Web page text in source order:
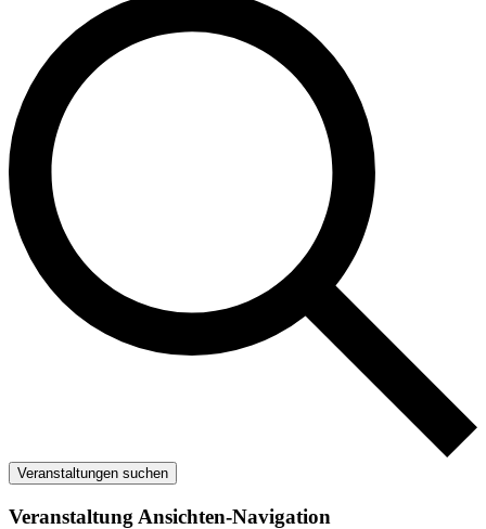
Veranstaltungen suchen
Veranstaltung Ansichten-Navigation